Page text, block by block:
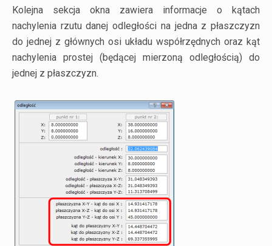
Kolejna sekcja okna zawiera informacje o kątach
nachylenia rzutu danej odległości na jedna z płaszczyzn
do jednej z głównych osi układu współrzędnych oraz kąt
nachylenia prostej (będącej mierzoną odległością) do
jednej z płaszczyzn.